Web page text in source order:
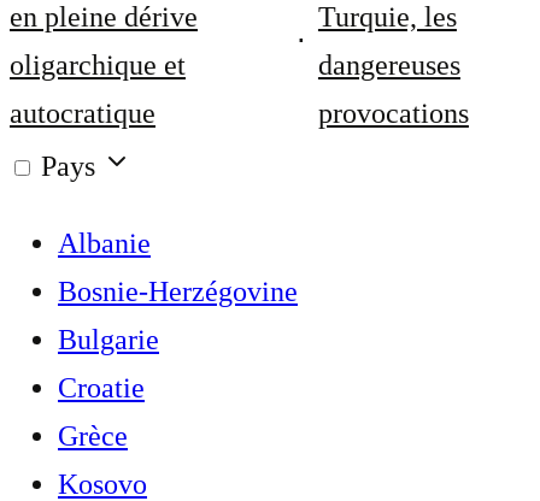
en pleine dérive
oligarchique et
autocratique
Turquie, les
dangereuses
provocations
Pays
Albanie
Bosnie-Herzégovine
Bulgarie
Croatie
Grèce
Kosovo